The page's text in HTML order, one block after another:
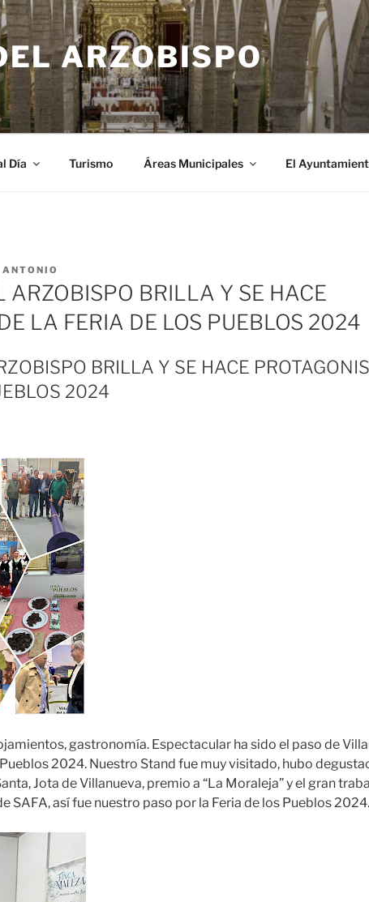
ARZOBISPO
Día Turismo Áreas Municipales El
ANTONIO
BRILLA Y SE HACE
LA FERIA DE LOS PUEBLOS 2024
BRILLA Y SE HACE
2024
gastronomía. Espectacular ha sido el paso de
2024. Nuestro Stand fue muy visitado, hubo
Jota de Villanueva, premio a “La Moraleja” y el gran
SAFA, así fue nuestro paso por la Feria de los Pueblos